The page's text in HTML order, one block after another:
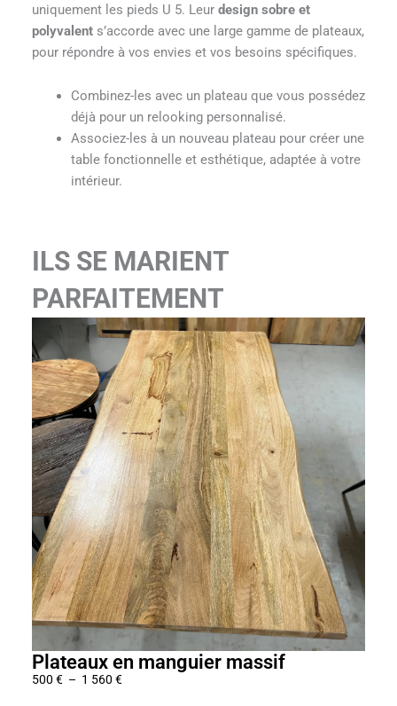
uniquement les pieds U 5. Leur design sobre et
polyvalents’accorde avec une large gamme de plateaux,
pour répondre à vos envies et vos besoins spécifiques.
Combinez-les avec un plateau que vous possédez
déjà pour un relooking personnalisé.
Associez-les à un nouveau plateau pour créer une
table fonctionnelle et esthétique, adaptée à votre
intérieur.
ILS SE MARIENT
PARFAITEMENT
Plateaux en manguier massif
500 € – 1 560 €